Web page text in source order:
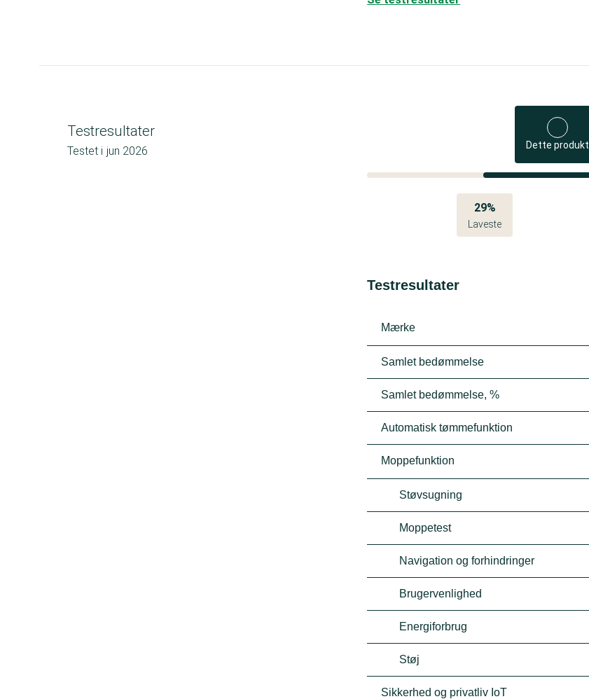
Testresultater
Testet i jun 2026 Dette produkt
29%
Laveste
Testresultater
Mærke
Samlet bedømmelse
Samlet bedømmelse, %
Automatisk tømmefunktion
Moppefunktion
Støvsugning
Moppetest
Navigation og forhindringer
Brugervenlighed
Energiforbrug
Støj
Sikkerhed og privatliv IoT